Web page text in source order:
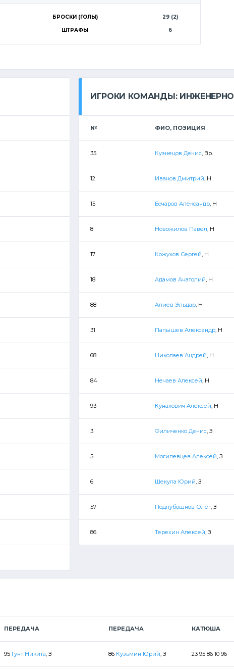
БРОСКИ (ГОЛЫ)
29 (2)
ШТРАФЫ 6
ИГРОКИ КОМАНДЫ:
№ ФИО, ПОЗИЦИЯ
35 Кузнецов Денис , Вр.
12 Иванов Дмитрий , Н
15 Бочаров Александр , Н
8 Новожилов Павел , Н
17 Кожухов Сергей , Н
18 Адамов Анатолий , Н
88 Алиев Эльдар , Н
31 Папышев Александр , Н
68 Николаев Андрей , Н
84 Нечаев Алексей , Н
93 Кунахович Алексей , Н
3 Филиченко Денис , З
5 Могилевцев Алексей , З
6 Шекула Юрий , З
57 Подлубошнов Олег, З
86 Терехин Алексей , З
ПЕРЕДАЧА ПЕРЕДАЧА КАТЮША
95 Гунт Никита , З 86 Кузьмин Юрий , З 23 95 86 10 96